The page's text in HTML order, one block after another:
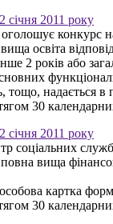
січня 2011 року
конкурс
освіта
2 років або
надається
30
січня 2011 року
соціальних служб
вища
картка
30